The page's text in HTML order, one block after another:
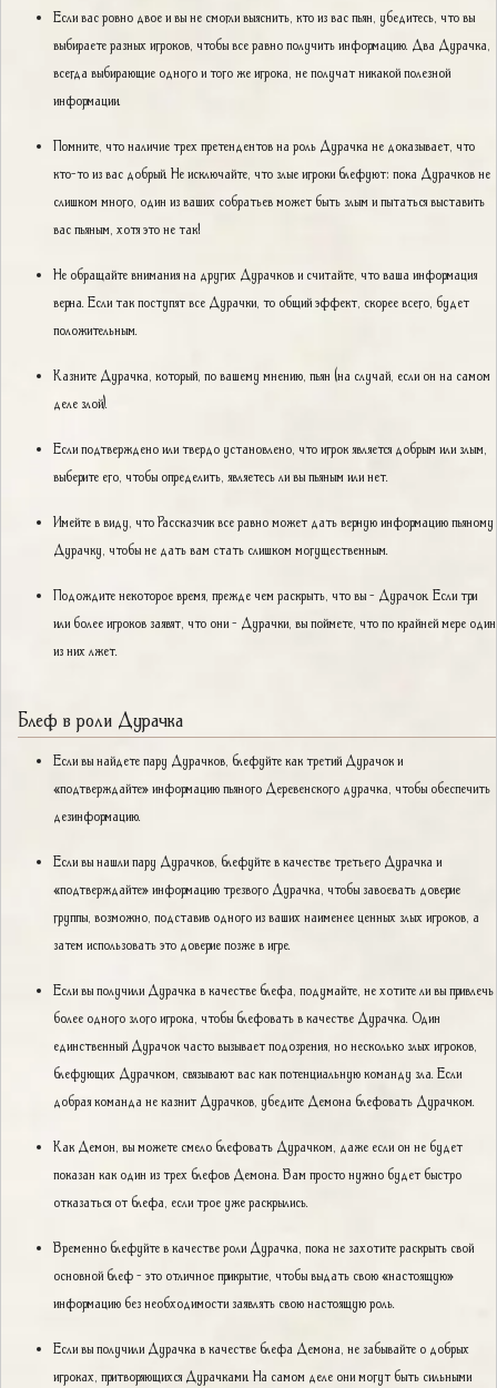
Если вас ровно двое и вы не смогли выяснить, кто из вас пьян, убедитесь, что вы
выбираете разных игроков, чтобы все равно получить информацию. Два Дурачка,
всегда выбирающие одного и того же игрока, не получат никакой полезной
информации.
Помните, что наличие трех претендентов на роль Дурачка не доказывает, что
кто-то из вас добрый. Не исключайте, что злые игроки блефуют: пока Дурачков не
слишком много, один из ваших собратьев может быть злым и пытаться выставить
вас пьяным, хотя это не так!
Не обращайте внимания на других Дурачков и считайте, что ваша информация
верна. Если так поступят все Дурачки, то общий эффект, скорее всего, будет
положительным.
Казните Дурачка, который, по вашему мнению, пьян (на случай, если он на самом
деле злой).
Если подтверждено или твердо установлено, что игрок является добрым или злым,
выберите его, чтобы определить, являетесь ли вы пьяным или нет.
Имейте в виду, что Рассказчик все равно может дать верную информацию пьяному
Дурачку, чтобы не дать вам стать слишком могущественным.
Подождите некоторое время, прежде чем раскрыть, что вы - Дурачок. Если три
или более игроков заявят, что они - Дурачки, вы поймете, что по крайней мере один
из них лжет.
Блеф в роли Дурачка
Если вы найдете пару Дурачков, блефуйте как третий Дурачок и
«подтверждайте» информацию пьяного Деревенского дурачка, чтобы обеспечить
дезинформацию.
Если вы нашли пару Дурачков, блефуйте в качестве третьего Дурачка и
«подтверждайте» информацию трезвого Дурачка, чтобы завоевать доверие
группы, возможно, подставив одного из ваших наименее ценных злых игроков, а
затем использовать это доверие позже в игре.
Если вы получили Дурачка в качестве блефа, подумайте, не хотите ли вы привлечь
более одного злого игрока, чтобы блефовать в качестве Дурачка. Один
единственный Дурачок часто вызывает подозрения, но несколько злых игроков,
блефующих Дурачком, связывают вас как потенциальную команду зла. Если
добрая команда не казнит Дурачков, убедите Демона блефовать Дурачком.
Как Демон, вы можете смело блефовать Дурачком, даже если он не будет
показан как один из трех блефов Демона. Вам просто нужно будет быстро
отказаться от блефа, если трое уже раскрылись.
Временно блефуйте в качестве роли Дурачка, пока не захотите раскрыть свой
основной блеф - это отличное прикрытие, чтобы выдать свою «настоящую»
информацию без необходимости заявлять свою настоящую роль.
Если вы получили Дурачка в качестве блефа Демона, не забывайте о добрых
игроках, притворяющихся Дурачками. На самом деле они могут быть сильными